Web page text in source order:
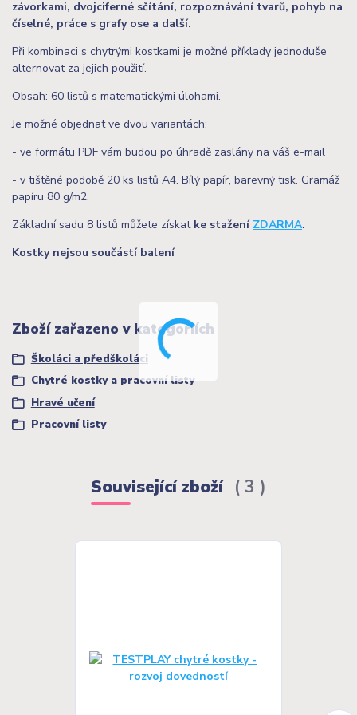
závorkami, dvojciferné sčítání, rozpoznávání tvarů, pohyb na
číselné, práce s grafy ose a další.
Při kombinaci s chytrými kostkami je možné příklady jednoduše
alternovat za jejich použití.
Obsah: 60 listů s matematickými úlohami.
Je možné objednat ve dvou variantách:
- ve formátu PDF vám budou po úhradě zaslány na váš e-mail
- v tištěné podobě 20 ks listů A4. Bílý papír, barevný tisk. Gramáž
papíru 80 g/m2.
Základní sadu 8 listů můžete získat ke stažení ZDARMA.
Kostky nejsou součástí balení
Zboží zařazeno v kategoriích
Školáci a předškoláci
Chytré kostky a pracovní listy
Hravé učení
Pracovní listy
Související zboží 3